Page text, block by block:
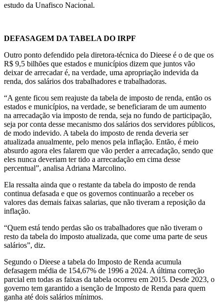
estudo da Unafisco Nacional.
DEFASAGEM DA TABELA DO IRPF
Outro ponto defendido pela diretora-técnica do Dieese é o de que os
R$ 9,5 bilhões que estados e municípios dizem que juntos vão
deixar de arrecadar é, na verdade, uma apropriação indevida da
renda, dos salários dos trabalhadores e trabalhadoras.
“A gente ficou sem reajuste da tabela de imposto de renda, então os
estados e municípios, na verdade, se beneficiaram de um aumento
na arrecadação via imposto de renda, seja no fundo de participação,
seja por conta desse mecanismo dos salários dos servidores públicos,
de modo indevido. A tabela do imposto de renda deveria ser
atualizada anualmente, pelo menos pela inflação. Então, é meio
absurdo agora eles falarem que vão perder a arrecadação, sendo que
eles nunca deveriam ter tido a arrecadação em cima desse
percentual”, analisa Adriana Marcolino.
Ela ressalta ainda que o restante da tabela do imposto de renda
continua defasada e que os governos continuarão a receber os
valores das demais faixas salarias, que não tiveram a reposição da
inflação.
“Quem está tendo perdas são os trabalhadores que não tiveram o
resto da tabela do imposto atualizada, que come uma parte de seus
salários”, diz.
Segundo o Dieese a tabela do Imposto de Renda acumula
defasagem média de 154,67% de 1996 a 2024. A última correção
parcial em todas as faixas da tabela ocorreu em 2015. Desde 2023, o
governo tem garantido a isenção de Imposto de Renda para quem
ganha até dois salários mínimos.